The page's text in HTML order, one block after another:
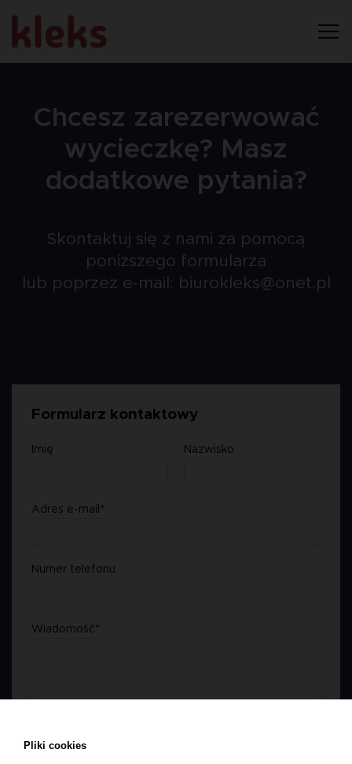
Chcesz zarezerwować
wycieczkę? Masz
dodatkowe pytania?
Skontaktuj się z nami za pomocą
poniższego formularza
lub poprzez e-mail: biurokleks@onet.pl
Formularz kontaktowy
Imię Nazwisko
Adres e-mail*
Numer telefonu
Wiadomość*
Wyrażam zgodę na przetwarzanie moich danych
Pliki cookies